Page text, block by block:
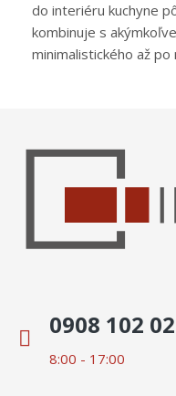
do interiéru kuchyne
kombinuje s
minimalistického až po
0908 102
8:00 - 17:00